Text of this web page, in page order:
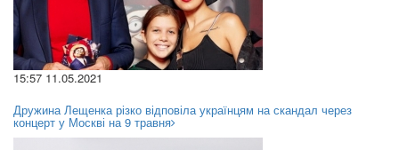
15:57 11.05.2021
Дружина Лещенка різко відповіла українцям на скандал через
концерт у Москві на 9 травня